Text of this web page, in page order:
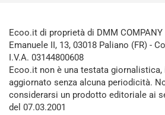
Ecoo.it di proprietà di DMM
Emanuele II, 13, 03018 Paliano (FR) -
I.V.A. 03144800608
Ecoo.it non è una testata giornalistica,
aggiornato senza alcuna periodicità.
considerarsi un prodotto editoriale ai
del 07.03.2001